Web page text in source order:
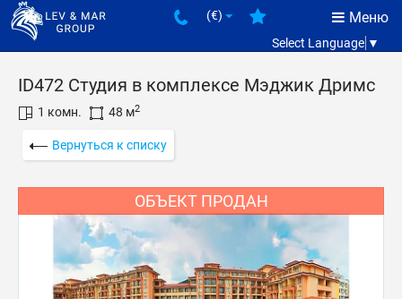
Меню
(€)
Select Language ▼
ID472 Студия в комплексе Мэджик Дримс
1 комн. 48 м2
Вернуться к списку
ОБЪЕКТ ПРОДАН